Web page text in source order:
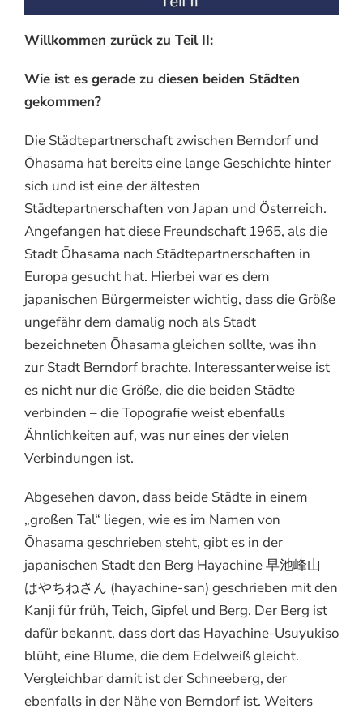
Willkommen zurück zu Teil II:
Wie ist es gerade zu diesen beiden Städten
gekommen?
Die Städtepartnerschaft zwischen Berndorf und
Ōhasama hat bereits eine lange Geschichte hinter
sich und ist eine der ältesten
Städtepartnerschaften von Japan und Österreich.
Angefangen hat diese Freundschaft 1965, als die
Stadt Ōhasama nach Städtepartnerschaften in
Europa gesucht hat. Hierbei war es dem
japanischen Bürgermeister wichtig, dass die Größe
ungefähr dem damalig noch als Stadt
bezeichneten Ōhasama gleichen sollte, was ihn
zur Stadt Berndorf brachte. Interessanterweise ist
es nicht nur die Größe, die die beiden Städte
verbinden – die Topografie weist ebenfalls
Ähnlichkeiten auf, was nur eines der vielen
Verbindungen ist.
Abgesehen davon, dass beide Städte in einem
„großen Tal“ liegen, wie es im Namen von
Ōhasama geschrieben steht, gibt es in der
japanischen Stadt den Berg Hayachine 早池峰山
はやちねさん (hayachine-san) geschrieben mit den
Kanji für früh, Teich, Gipfel und Berg. Der Berg ist
dafür bekannt, dass dort das Hayachine-Usuyukiso
blüht, eine Blume, die dem Edelweiß gleicht.
Vergleichbar damit ist der Schneeberg, der
ebenfalls in der Nähe von Berndorf ist. Weiters